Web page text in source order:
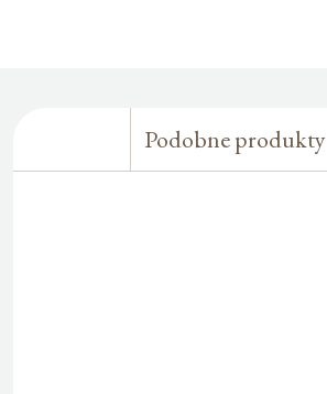
Podobne produkty